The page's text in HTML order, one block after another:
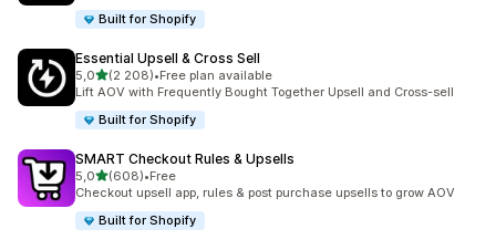
Built for Shopify
Essential Upsell & Cross Sell
5,0na 5 gwiazdek
(2 208)
Łączna liczba recenzji: 2208
•Free plan available
Lift AOV with Frequently Bought Together Upsell and Cross-sell
Built for Shopify
SMART Checkout Rules & Upsells
5,0na 5 gwiazdek
(608)
Łączna liczba recenzji: 608
•Free
Checkout upsell app, rules & post purchase upsells to grow AOV
Built for Shopify